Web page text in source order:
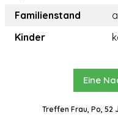
Familienstand
Kinder
Eine
Treffen Frau, Po, 52